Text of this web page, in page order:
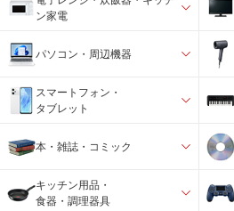
ン家電
パソコン・周辺機器
スマートフォン・
タブレット
本・雑誌・コミック
キッチン用品・
食器・調理器具